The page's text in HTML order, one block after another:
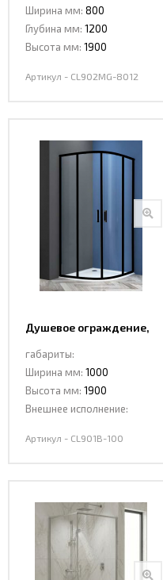
8012 MATT GOLD
Ширина мм: 800
Глубина мм: 1200
Высота мм: 1900
Артикул - CL902MG-8012
Душевое ограждение,
100
габариты:
Ширина мм: 1000
Высота мм: 1900
Внешнее исполнение:
Артикул - CL901B-100